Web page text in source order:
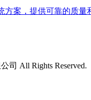
，提供可靠的质量和良
司 All Rights Reserved.